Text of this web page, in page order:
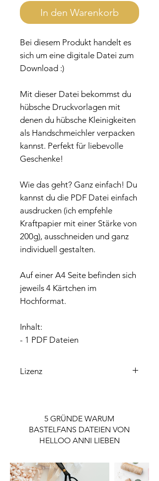
In den Warenkorb
Bei diesem Produkt handelt es
sich um eine digitale Datei zum
Download :)
Mit dieser Datei bekommst du
hübsche Druckvorlagen mit
denen du hübsche Kleinigkeiten
als Handschmeichler verpacken
kannst. Perfekt für liebevolle
Geschenke!
Wie das geht? Ganz einfach! Du
kannst du die PDF Datei einfach
ausdrucken (ich empfehle
Kraftpapier mit einer Stärke von
200g), ausschneiden und ganz
individuell gestalten.
Auf einer A4 Seite befinden sich
jeweils 4 Kärtchen im
Hochformat.
Inhalt:
- 1 PDF Dateien
Lizenz
Wenn du die Datei gewerblich nutzen
möchtest, ist eine Lizenz notwendig.
Die Lizenz findest du im Shop.
5 GRÜNDE WARUM
BASTELFANS DATEIEN VON
HELLOO ANNI LIEBEN